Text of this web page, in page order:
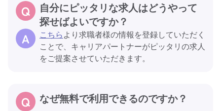
自分にピッタリな求人はどうやって
探せばよいですか？
こちらより求職者様の情報を登録していただく
ことで、キャリアパートナーがピッタリの求人
をご提案させていただきます。
なぜ無料で利用できるのですか？